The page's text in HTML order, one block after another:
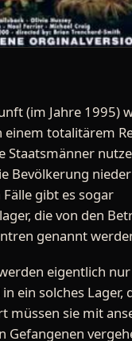
(im Jahre 1995)
einem totalitärem
Staatsmänner
Bevölkerung
gibt es sogar
die von den
genannt
eigentlich
ein solches Lager,
müssen sie mit
Gefangenen